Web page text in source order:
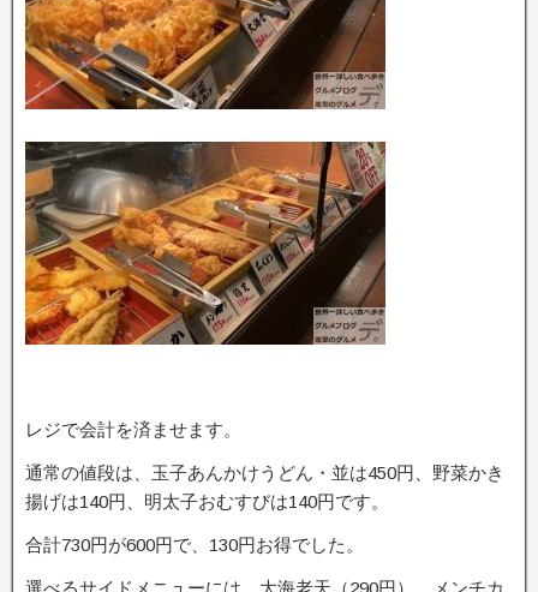
レジで会計を済ませます。
通常の値段は、玉子あんかけうどん・並は450円、野菜かき
揚げは140円、明太子おむすびは140円です。
合計730円が600円で、130円お得でした。
選べるサイドメニューには、大海老天（290円）、メンチカ